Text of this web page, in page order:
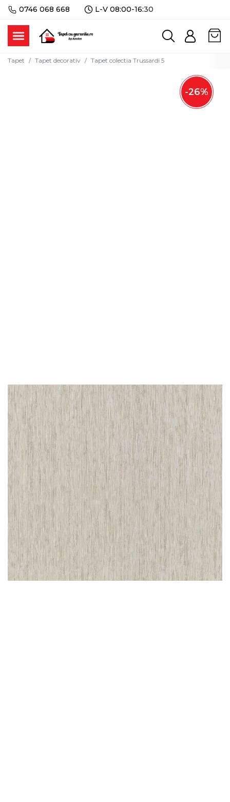
0746 068 668 L-V 08:00-16:30
Tapet Tapet decorativ Tapet colectia Trussardi 5
-26%